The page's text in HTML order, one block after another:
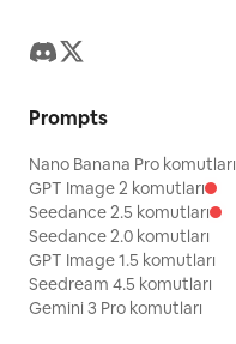
Prompts
Nano Banana Pro komutları
GPT Image 2 komutları
Seedance 2.5 komutları
Seedance 2.0 komutları
GPT Image 1.5 komutları
Seedream 4.5 komutları
Gemini 3 Pro komutları